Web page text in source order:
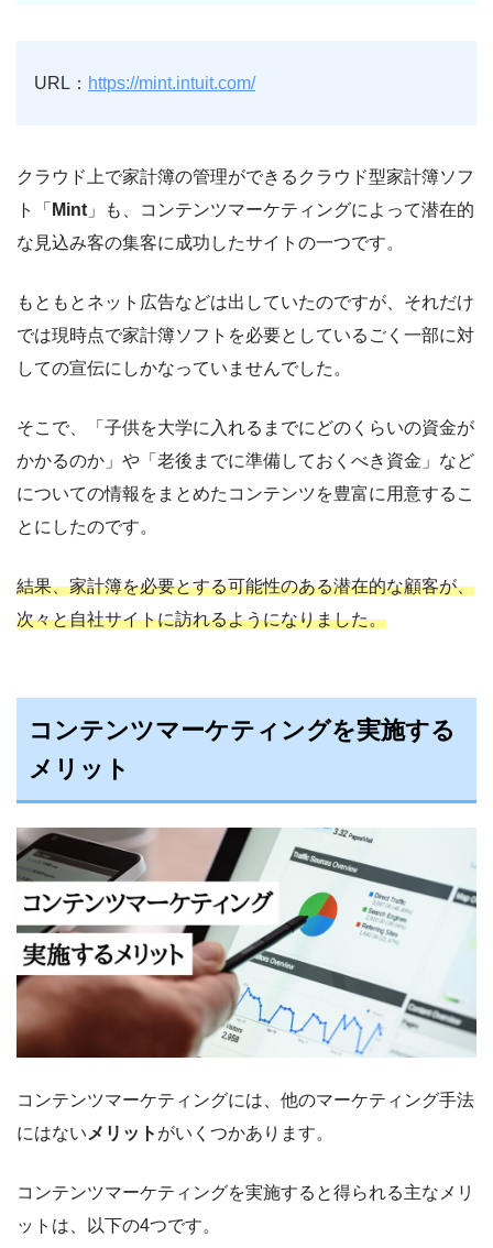
URL： https://mint.intuit.com/
クラウド上で家計簿の管理ができるクラウド型家計簿ソフ
ト「 Mint 」も、コンテンツマーケティングによって潜在的
な見込み客の集客に成功したサイトの一つです。
もともとネット広告などは出していたのですが、それだけ
では現時点で家計簿ソフトを必要としているごく一部に対
しての宣伝にしかなっていませんでした。
そこで、「子供を大学に入れるまでにどのくらいの資金が
かかるのか」や「老後までに準備しておくべき資金」など
についての情報をまとめたコンテンツを豊富に用意するこ
とにしたのです。
結果、家計簿を必要とする可能性のある潜在的な顧客が、
次々と自社サイトに訪れるようになりました。
コンテンツマーケティングを実施する
メリット
コンテンツマーケティングには、他のマーケティング手法
にはない メリット がいくつかあります。
コンテンツマーケティングを実施すると得られる主なメリ
ットは、以下の4つです。